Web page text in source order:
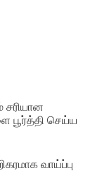
சரியான
பூர்த்தி செய்ய
வாய்ப்பு